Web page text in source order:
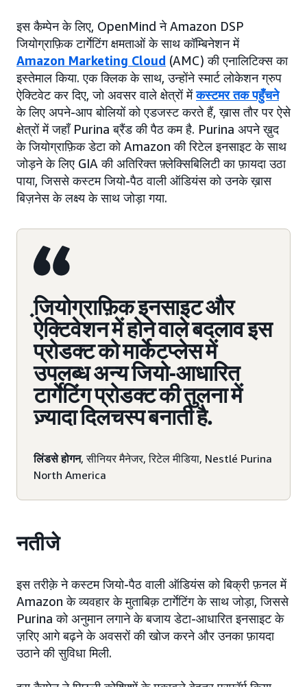
इस कैम्पेन के लिए, OpenMind ने Amazon DSP
जियोग्राफ़िक टार्गेटिंग क्षमताओं के साथ कॉम्बिनेशन में
Amazon Marketing Cloud (AMC) की एनालिटिक्स का
इस्तेमाल किया. एक क्लिक के साथ, उन्होंने स्मार्ट लोकेशन ग्रुप
ऐक्टिवेट कर दिए, जो अवसर वाले क्षेत्रों मेंकस्टमर तक पहुँचने
के लिए अपने-आप बोलियों को एडजस्ट करते हैं, ख़ास तौर पर ऐसे
क्षेत्रों में जहाँ Purina ब्रैंड की पैठ कम है. Purina अपने ख़ुद
के जियोग्राफ़िक डेटा को Amazon की रिटेल इनसाइट के साथ
जोड़ने के लिए GIA की अतिरिक्त फ़्लेक्सिबिलिटी का फ़ायदा उठा
पाया, जिससे कस्टम जियो-पैठ वाली ऑडियंस को उनके ख़ास
बिज़नेस के लक्ष्य के साथ जोड़ा गया.
जि़योग्राफ़िक इनसाइट और
ऐक्टिवेशन में होने वाले बदलाव इस
प्रोडक्ट को मार्केटप्लेस में
उपलब्ध अन्य जियो-आधारित
टार्गेटिंग प्रोडक्ट की तुलना में
ज़्यादा दिलचस्प बनाती है.
लिंडसे होगन, सीनियर मैनेजर, रिटेल मीडिया, Nestlé Purina
North America
नतीजे
इस तरीक़े ने कस्टम जियो-पैठ वाली ऑडियंस को बिक्री फ़नल में
Amazon के व्यवहार के मुताबिक़ टार्गेटिंग के साथ जोड़ा, जिससे
Purina को अनुमान लगाने के बजाय डेटा-आधारित इनसाइट के
ज़रिए आगे बढ़ने के अवसरों की खोज करने और उनका फ़ायदा
उठाने की सुविधा मिली.